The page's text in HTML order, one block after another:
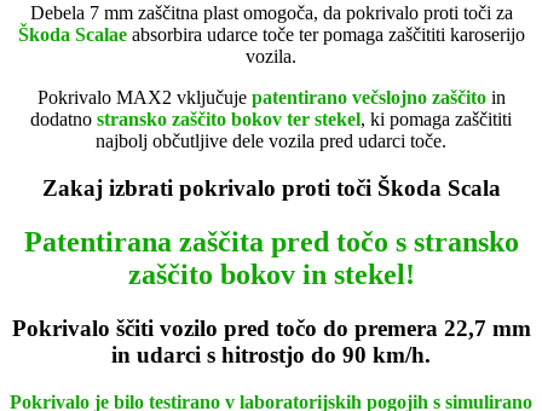
Debela 7 mm zaščitna plast omogoča, da pokrivalo proti toči za
Škoda Scalaeabsorbira udarce toče ter pomaga zaščititi karoserijo
vozila.
Pokrivalo MAX2 vključuje patentirano večslojno zaščito in
dodatno stransko zaščito bokov ter stekel, ki pomaga zaščititi
najbolj občutljive dele vozila pred udarci toče.
Zakaj izbrati pokrivalo proti toči Škoda Scala
Patentirana zaščita pred točo s stransko
zaščito bokov in stekel!
Pokrivalo ščiti vozilo pred točo do premera 22,7 mm
in udarci s hitrostjo do 90 km/h.
Pokrivalo je bilo testirano v laboratorijskih pogojih s simulirano